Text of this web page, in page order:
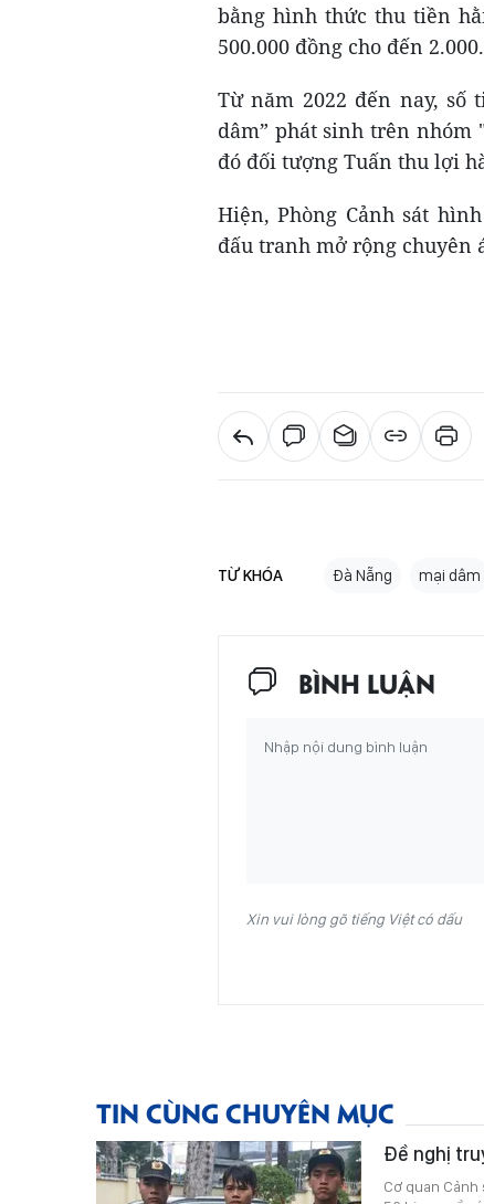
bằng hình thức thu tiền
500.000 đồng cho đến
Từ năm 2022 đến nay, số
dâm” phát sinh trên nhóm
đó đối tượng Tuấn thu lợi
Hiện, Phòng Cảnh sát
đấu tranh mở rộng chuyên
TỪ KHÓA Đà Nẵng mại dâm
BÌNH LUẬN
Xin vui lòng gõ tiếng Việt có dấu
TIN CÙNG CHUYÊN MỤC
Đề nghị
Cơ quan Cảnh